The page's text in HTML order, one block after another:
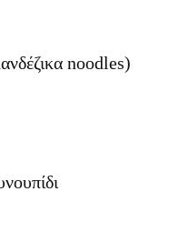
noodles)